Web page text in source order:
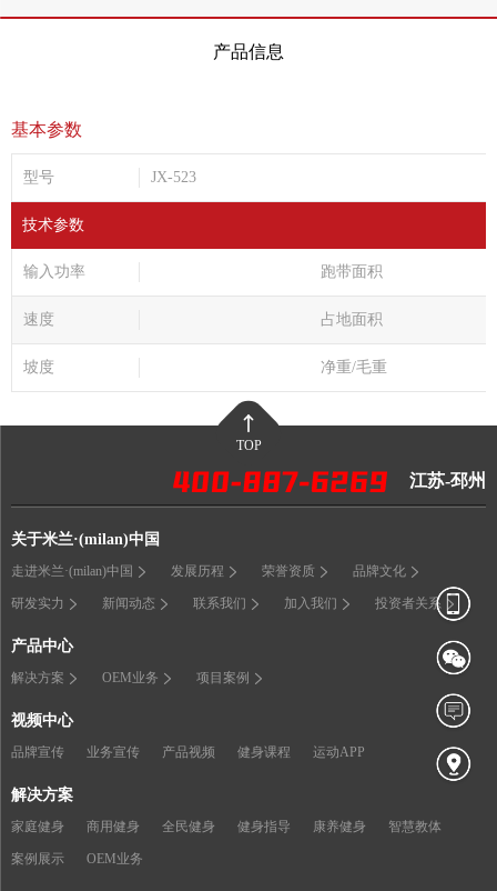
产品信息
基本参数
型号 JX-523
技术参数
输入功率 跑带面积
速度 占地面积
坡度 净重/毛重
TOP
江苏-邳州
关于米兰·(milan)中国
走进米兰·(milan)中国 发展历程 荣誉资质 品牌文化
研发实力 新闻动态 联系我们 加入我们 投资者关系
产品中心
解决方案 OEM业务 项目案例
视频中心
品牌宣传 业务宣传 产品视频 健身课程 运动APP
解决方案
家庭健身 商用健身 全民健身 健身指导 康养健身 智慧教体
案例展示 OEM业务